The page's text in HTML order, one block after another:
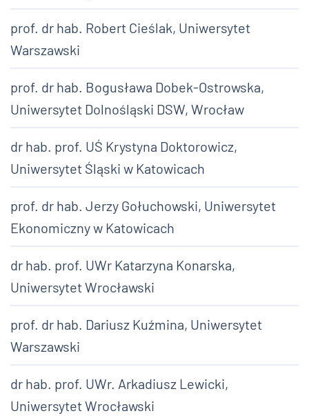
prof. dr hab. Robert Cieślak, Uniwersytet
Warszawski
prof. dr hab. Bogusława Dobek-Ostrowska,
Uniwersytet Dolnośląski DSW, Wrocław
dr hab. prof. UŚ Krystyna Doktorowicz,
Uniwersytet Śląski w Katowicach
prof. dr hab. Jerzy Gołuchowski, Uniwersytet
Ekonomiczny w Katowicach
dr hab. prof. UWr Katarzyna Konarska,
Uniwersytet Wrocławski
prof. dr hab. Dariusz Kuźmina, Uniwersytet
Warszawski
dr hab. prof. UWr. Arkadiusz Lewicki,
Uniwersytet Wrocławski